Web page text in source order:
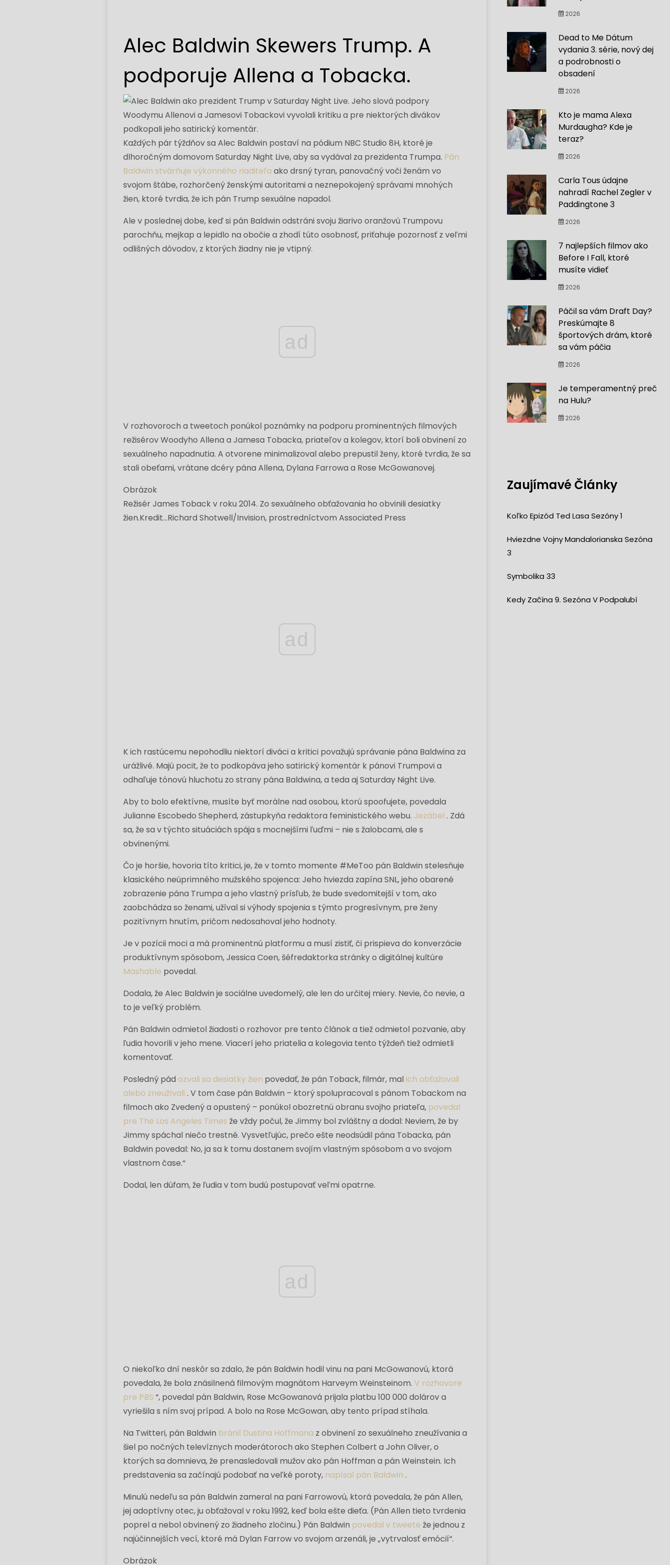
Alec Baldwin Skewers Trump. A
podporuje Allena a Tobacka.
Každých pár týždňov sa Alec Baldwin postaví na pódium NBC Studio 8H, ktoré je
dlhoročným domovom Saturday Night Live, aby sa vydával za prezidenta Trumpa. Pán
Baldwin stvárňuje výkonného riaditeľa ako drsný tyran, panovačný voči ženám vo
svojom štábe, rozhorčený ženskými autoritami a neznepokojený správami mnohých
žien, ktoré tvrdia, že ich pán Trump sexuálne napadol.
Ale v poslednej dobe, keď si pán Baldwin odstráni svoju žiarivo oranžovú Trumpovu
parochňu, mejkap a lepidlo na obočie a zhodí túto osobnosť, priťahuje pozornosť z veľmi
odlišných dôvodov, z ktorých žiadny nie je vtipný.
ad
V rozhovoroch a tweetoch ponúkol poznámky na podporu prominentných filmových
režisérov Woodyho Allena a Jamesa Tobacka, priateľov a kolegov, ktorí boli obvinení zo
sexuálneho napadnutia. A otvorene minimalizoval alebo prepustil ženy, ktoré tvrdia, že sa
stali obeťami, vrátane dcéry pána Allena, Dylana Farrowa a Rose McGowanovej.
Obrázok
Režisér James Toback v roku 2014. Zo sexuálneho obťažovania ho obvinili desiatky
žien.Kredit...Richard Shotwell/Invision, prostredníctvom Associated Press
ad
K ich rastúcemu nepohodliu niektorí diváci a kritici považujú správanie pána Baldwina za
urážlivé. Majú pocit, že to podkopáva jeho satirický komentár k pánovi Trumpovi a
odhaľuje tónovú hluchotu zo strany pána Baldwina, a teda aj Saturday Night Live.
Aby to bolo efektívne, musíte byť morálne nad osobou, ktorú spoofujete, povedala
Julianne Escobedo Shepherd, zástupkyňa redaktora feministického webu. Jezábel . Zdá
sa, že sa v týchto situáciách spája s mocnejšími ľuďmi – nie s žalobcami, ale s
obvinenými.
Čo je horšie, hovoria títo kritici, je, že v tomto momente #MeToo pán Baldwin stelesňuje
klasického neúprimného mužského spojenca: Jeho hviezda zapína SNL, jeho obarené
zobrazenie pána Trumpa a jeho vlastný prísľub, že bude svedomitejší v tom, ako
zaobchádza so ženami, užíval si výhody spojenia s týmto progresívnym, pre ženy
pozitívnym hnutím, pričom nedosahoval jeho hodnoty.
Je v pozícii moci a má prominentnú platformu a musí zistiť, či prispieva do konverzácie
produktívnym spôsobom, Jessica Coen, šéfredaktorka stránky o digitálnej kultúre
Mashable povedal.
Dodala, že Alec Baldwin je sociálne uvedomelý, ale len do určitej miery. Nevie, čo nevie, a
to je veľký problém.
Pán Baldwin odmietol žiadosti o rozhovor pre tento článok a tiež odmietol pozvanie, aby
ľudia hovorili v jeho mene. Viacerí jeho priatelia a kolegovia tento týždeň tiež odmietli
komentovať.
Posledný pádozvali sa desiatky žien povedať, že pán Toback, filmár, malich obťažovali
alebo zneužívali . V tom čase pán Baldwin – ktorý spolupracoval s pánom Tobackom na
filmoch ako Zvedený a opustený – ponúkol obozretnú obranu svojho priateľa, povedal
pre The Los Angeles Times že vždy počul, že Jimmy bol zvláštny a dodal: Neviem, že by
Jimmy spáchal niečo trestné. Vysvetľujúc, prečo ešte neodsúdil pána Tobacka, pán
Baldwin povedal: No, ja sa k tomu dostanem svojím vlastným spôsobom a vo svojom
vlastnom čase.“
Dodal, len dúfam, že ľudia v tom budú postupovať veľmi opatrne.
ad
O niekoľko dní neskôr sa zdalo, že pán Baldwin hodil vinu na pani McGowanovú, ktorá
povedala, že bola znásilnená filmovým magnátom Harveym Weinsteinom.V rozhovore
pre PBS “, povedal pán Baldwin, Rose McGowanová prijala platbu 100 000 dolárov a
vyriešila s ním svoj prípad. A bolo na Rose McGowan, aby tento prípad stíhala.
Na Twitteri, pán Baldwin bránil Dustina Hoffmana z obvinení zo sexuálneho zneužívania a
šiel po nočných televíznych moderátoroch ako Stephen Colbert a John Oliver, o
ktorých sa domnieva, že prenasledovali mužov ako pán Hoffman a pán Weinstein. Ich
predstavenia sa začínajú podobať na veľké poroty, napísal pán Baldwin .
Minulú nedeľu sa pán Baldwin zameral na pani Farrowovú, ktorá povedala, že pán Allen,
jej adoptívny otec, ju obťažoval v roku 1992, keď bola ešte dieťa. (Pán Allen tieto tvrdenia
poprel a nebol obvinený zo žiadneho zločinu.) Pán Baldwin povedal v tweete že jednou z
najúčinnejších vecí, ktoré má Dylan Farrow vo svojom arzenáli, je „vytrvalosť emócií“.
Obrázok
2026
Dead to Me Dátum
vydania 3. série, nový dej
a podrobnosti o
obsadení
2026
Kto je mama Alexa
Murdaugha? Kde je
teraz?
2026
Carla Tous údajne
nahradí Rachel Zegler v
Paddingtone 3
2026
7 najlepších filmov ako
Before I Fall, ktoré
musíte vidieť
2026
Páčil sa vám Draft Day?
Preskúmajte 8
športových drám, ktoré
sa vám páčia
2026
Je temperamentný preč
na Hulu?
2026
Zaujímavé Články
Koľko Epizód Ted Lasa Sezóny 1
Hviezdne Vojny Mandalorianska Sezóna
3
Symbolika 33
Kedy Začína 9. Sezóna V Podpalubí